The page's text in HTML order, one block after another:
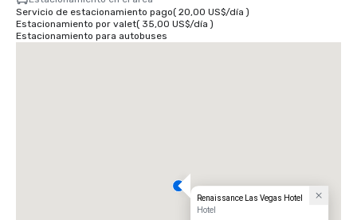
Servicio de estacionamiento pago( 20,00 US$/día )
Estacionamiento por valet( 35,00 US$/día )
Estacionamiento para autobuses
Renaissance Las Vegas Hotel
Hotel